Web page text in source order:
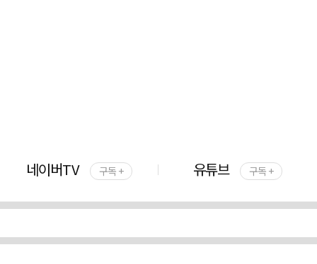
네이버TV 구독 + 유튜브 구독 +